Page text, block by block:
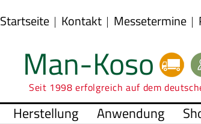
Startseite Kontakt Messetermine
Man-Koso
Seit 1998 erfolgreich auf dem
Herstellung Anwendung